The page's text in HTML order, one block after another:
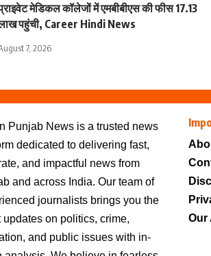
मेडिकल कॉलेजों में एमबीबीएस की फीस 17.13
पहुंची, Career Hindi News
7, 2026
Punjab News is a trusted news
dedicated to delivering fast,
and impactful news from
and across India. Our team of
journalists brings you the
updates on politics, crime,
and public issues with in-
Our